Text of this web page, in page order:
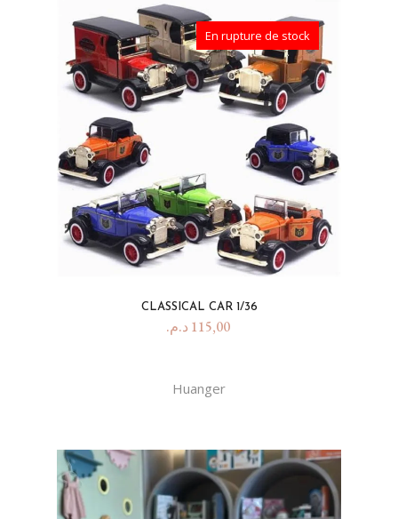
En rupture de stock
CLASSICAL CAR 1/36
115,00 د.م.
Huanger